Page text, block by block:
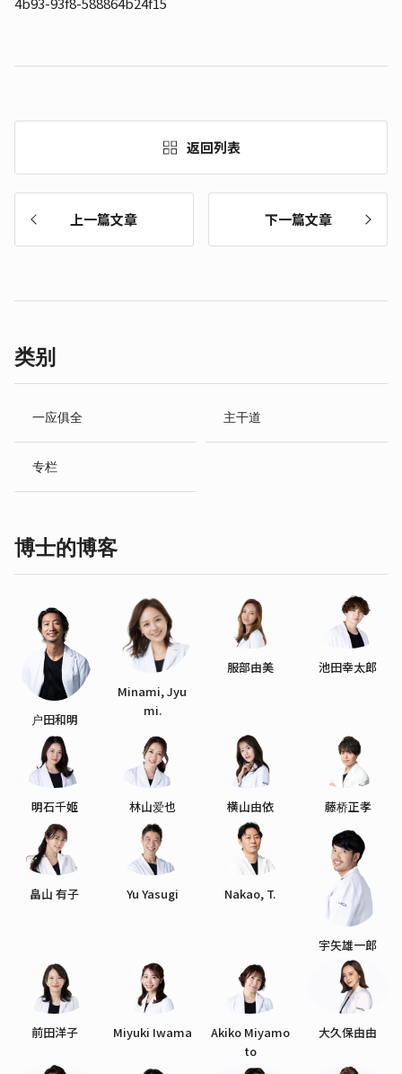
上一篇文章
返回列表
下一篇文章
类别
一应俱全 主干道
专栏
博士的博客
户田和明
Minami, Jyu
mi.
服部由美 池田幸太郎
明石千姬 林山爱也 横山由依 藤桥正孝
畠山 有子 Yu Yasugi Nakao, T.
宇矢雄一郎
前田洋子 Miyuki Iwama
Akiko Miyamo
to
大久保由由